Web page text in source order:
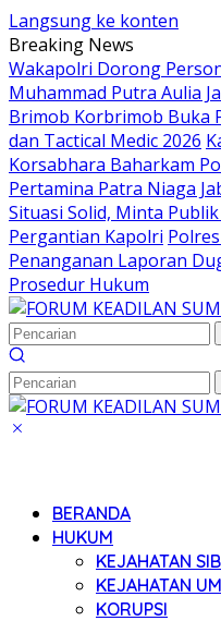
Langsung ke konten
Breaking News
Wakapolri Dorong
Muhammad Putra Aulia
Brimob Korbrimob Buka
dan Tactical Medic 2026
Korsabhara Baharkam
Pertamina Patra Niaga
Situasi Solid, Minta
Pergantian Kapolri
Penanganan Laporan
Prosedur Hukum
BERANDA
HUKUM
KEJAHATAN
KEJAHATAN
KORUPSI